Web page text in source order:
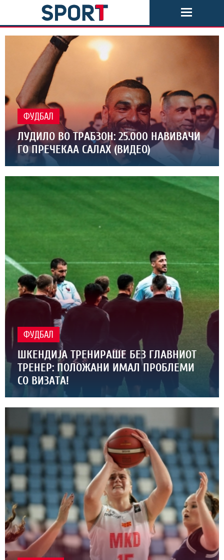
ФУДБАЛ
ЛУДИЛО ВО ТРАБЗОН: 25.000 НАВИВАЧИ
ГО ПРЕЧЕКАА САЛАХ (ВИДЕО)
ФУДБАЛ
ШКЕНДИЈА ТРЕНИРАШЕ БЕЗ ГЛАВНИОТ
ТРЕНЕР: ПОЛОЖАНИ ИМАЛ ПРОБЛЕМИ
СО ВИЗАТА!